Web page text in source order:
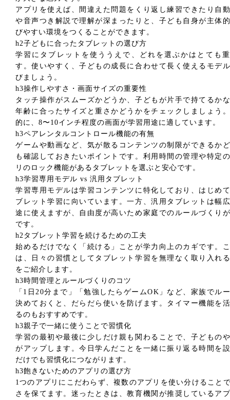
アプリを使えば、間違えた問題をくり返し練習できたり自
や音声つき解説で理解が深まったりと、子ども自身が主体
びやすい環境をつくることができます。
h2子どもに合ったタブレットの選び方
学習にタブレットを使ううえで、どれを選ぶかはとても
す。使いやすく、子どもの成長に合わせて長く使えるモデ
びましょう。
h3操作しやすさ・画面サイズの重要性
タッチ操作がスムーズかどうか、子どもが片手で持てるか
年齢に合ったサイズと重さかどうかをチェックしましょう
的に、8〜10インチ程度の画面が学習用途に適しています。
h3ペアレンタルコントロール機能の有無
ゲームや動画など、気が散るコンテンツの制限ができるか
も確認しておきたいポイントです。利用時間の管理や特定
リのロック機能があるタブレットを選ぶと安心です。
h3学習専用モデル vs 汎用タブレット
学習専用モデルは学習コンテンツに特化しており、はじめ
ブレット学習に向いています。一方、汎用タブレットは幅
途に使えますが、自由度が高いため家庭でのルールづくり
です。
h2タブレット学習を続けるための工夫
始めるだけでなく「続ける」ことが学力向上のカギです。
は、日々の習慣としてタブレット学習を無理なく取り入れ
をご紹介します。
h3時間管理とルールづくりのコツ
「1日20分まで」「勉強したらゲームOK」など、家族でル
決めておくと、だらだら使いを防げます。タイマー機能を
るのもおすすめです。
h3親子で一緒に使うことで習慣化
学習の最初や最後に少しだけ親も関わることで、子どもの
がアップします。今日学んだことを一緒に振り返る時間を
だけでも習慣化につながります。
h3飽きないためのアプリの選び方
1つのアプリにこだわらず、複数のアプリを使い分けること
さを保てます。迷ったときは、教育機関が推奨しているア